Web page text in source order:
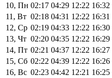
10, Пн 02:17 04:29 12:22 16:32
11, Вт 02:18 04:31 12:22 16:31
12, Ср 02:19 04:33 12:22 16:30
13, Чт 02:20 04:35 12:22 16:29
14, Пт 02:21 04:37 12:22 16:27
15, Сб 02:22 04:39 12:22 16:26
16, Вс 02:23 04:42 12:21 16:25